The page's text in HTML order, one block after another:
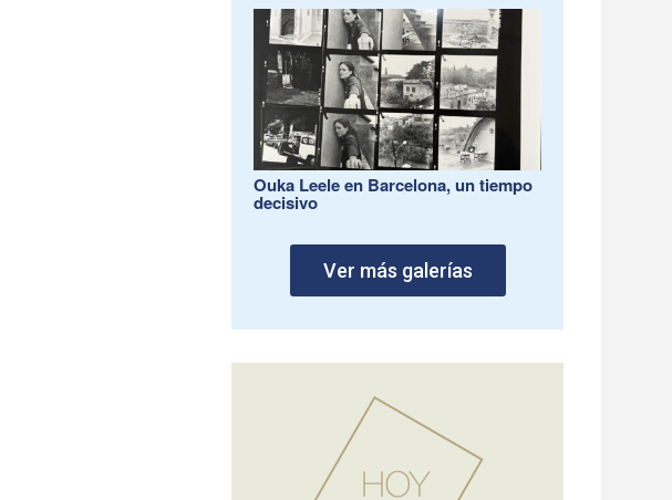
Ouka Leele en Barcelona, un tiempo
decisivo
Ver más galerías